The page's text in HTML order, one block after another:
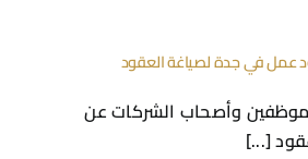
في جدة لصياغة العقود
وأصحاب الشركات عن
[...]